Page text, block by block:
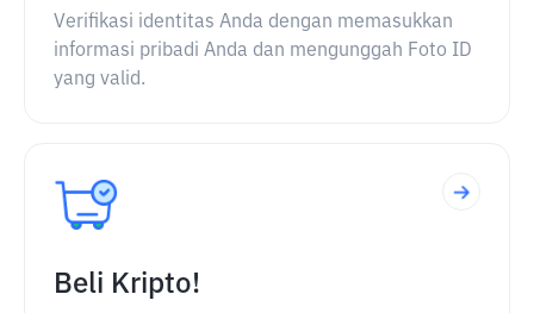
Verifikasi identitas Anda dengan memasukkan
informasi pribadi Anda dan mengunggah Foto ID
yang valid.
Beli Kripto!